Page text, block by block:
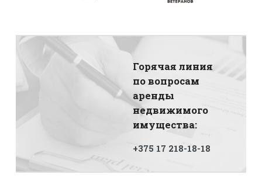
Горячая линия
по вопросам
аренды
недвижимого
имущества:
+375 17 218-18-18